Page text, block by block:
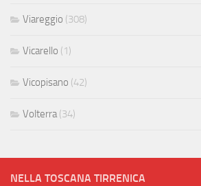
Viareggio (308)
Vicarello (1)
Vicopisano (42)
Volterra (34)
NELLA TOSCANA TIRRENICA